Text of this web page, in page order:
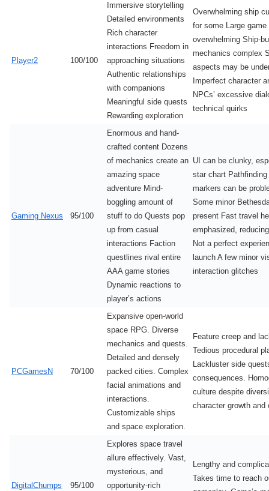
Player2 100/100
Immersive storytelling
Detailed environments
Rich character
interactions Freedom in
approaching situations
Authentic relationships
with companions
Meaningful side quests
Rewarding exploration
Overwhelming ship
for some Large
overwhelming Ship-
mechanics complex
aspects may be
Imperfect character
NPCs’ excessive
technical quirks
Gaming Nexus 95/100
Enormous and hand-
crafted content Dozens
of mechanics create an
amazing space
adventure Mind-
boggling amount of
stuff to do Quests pop
up from casual
interactions Faction
questlines rival entire
AAA game stories
Dynamic reactions to
player’s actions
UI can be clunky,
star chart
markers can be
Some minor
present Fast travel
emphasized,
Not a perfect
launch A few minor
interaction glitches
PCGamesN 70/100
Expansive open-world
space RPG. Diverse
mechanics and quests.
Detailed and densely
packed cities. Complex
facial animations and
interactions.
Customizable ships
and space exploration.
Feature creep and
Tedious procedural
Lackluster side
consequences.
culture despite
character growth and
DigitalChumps 95/100
Explores space travel
allure effectively. Vast,
mysterious, and
opportunity-rich
Lengthy and
Takes time to reach